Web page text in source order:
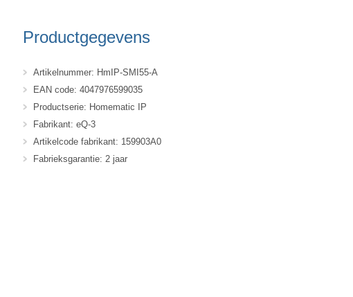
Productgegevens
Artikelnummer: HmIP-SMI55-A
EAN code: 4047976599035
Productserie: Homematic IP
Fabrikant: eQ-3
Artikelcode fabrikant: 159903A0
Fabrieksgarantie: 2 jaar